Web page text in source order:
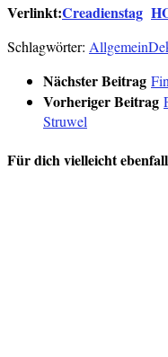
Verlinkt:Creadienstag
Schlagwörter: Allgemein
Nächster Beitrag
Vorheriger Beitrag
Struwel
Für dich vielleicht